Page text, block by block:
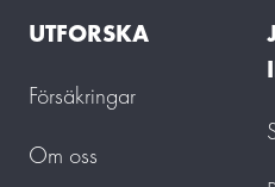
UTFORSKA
Försäkringar
Om oss